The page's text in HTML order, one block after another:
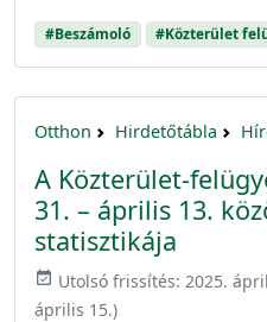
#Beszámoló #Közterület
Otthon Hirdetőtábla
A Közterület-
31. – április 13.
statisztikája
event_available Utolsó frissítés: 2025.
április 15.)